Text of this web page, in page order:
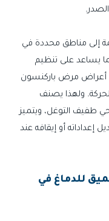
إلى مناطق محددة في
يساعد على تنظيم
أعراض مرض باركنسون
ولهذا يصنف
طفيف التوغل، ويتميز
إعداداته أو إيقافه عند
للدماغ في